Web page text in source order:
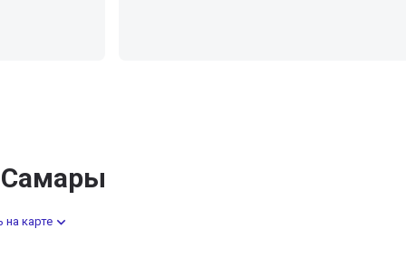
Самары
карте